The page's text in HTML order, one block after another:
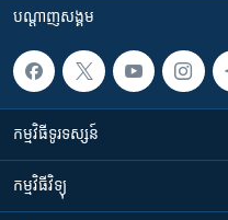
បណ្តាញ​សង្គម
កម្មវិធី​ទូរទស្សន៍
កម្មវិធី​វិទ្យុ